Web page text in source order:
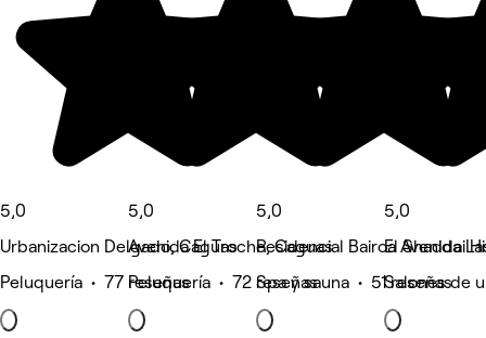
5,0
Urbanizacion Delgado, Caguas
Peluquería • 77 reseñas
5,0
Avenida El Troche, Caguas
Peluquería • 72 reseñas
5,0
Residencial Bairoa Avenida
Spa y sauna • 51 reseñas
5,0
El Shaddai
Salones de